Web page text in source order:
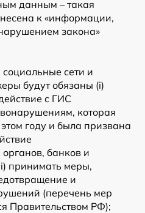
данным – такая
к «информации,
закона»
сети и
будут обязаны (i)
с ГИС
которая
этом году и была призвана
банков и
принимать меры,
и
(перечень мер
Правительством РФ);